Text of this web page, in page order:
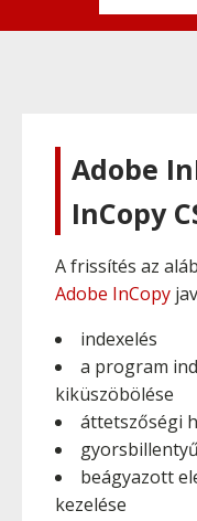
Adobe
InCopy
A frissítés az
Adobe InCopy
indexelés
a program
kiküszöbölése
áttetszőségi
beágyazott
kezelése